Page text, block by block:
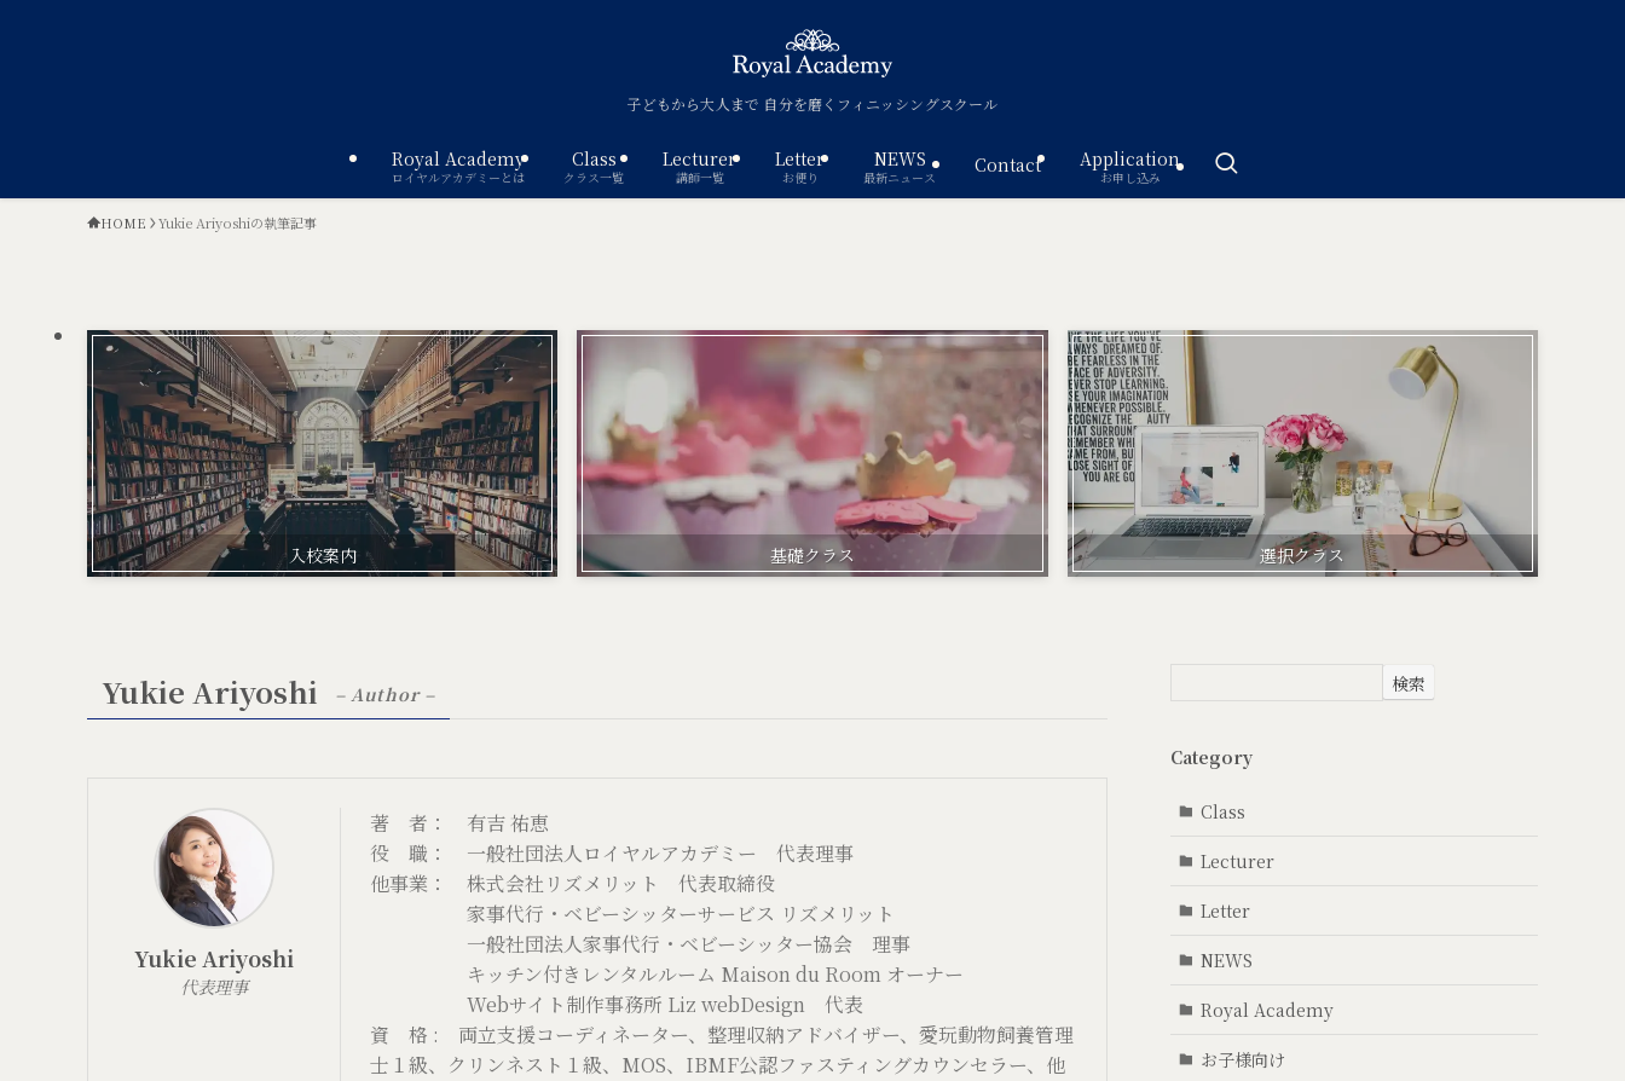
子どもから大人まで 自分を磨くフィニッシングスクール
Royal Academy
ロイヤルアカデミーとは
Class
クラス一覧
Lecturer
講師一覧
Letter
お便り
NEWS
最新ニュース
Contact Application
お申し込み
HOME Yukie Ariyoshiの執筆記事
入校案内 基礎クラス 選択クラス
Yukie Ariyoshi – Author –
Yukie Ariyoshi
代表理事
著 者： 有吉 祐恵
役 職： 一般社団法人ロイヤルアカデミー 代表理事
他事業： 株式会社リズメリット 代表取締役
家事代行・ベビーシッターサービス リズメリット
一般社団法人家事代行・ベビーシッター協会 理事
キッチン付きレンタルルーム Maison du Room オーナー
Webサイト制作事務所 Liz webDesign 代表
資 格 : 両立支援コーディネーター、整理収納アドバイザー、愛玩動物飼養管理
士１級、クリンネスト１級、MOS、IBMF公認ファスティングカウンセラー、他
検索
Category
Class
Lecturer
Letter
NEWS
Royal Academy
お子様向け